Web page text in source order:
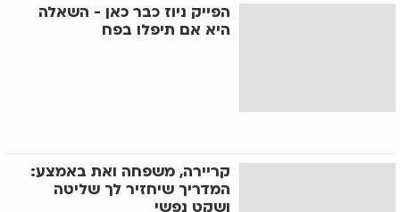
הפייק ניוז כבר כאן - השאלה
היא אם תיפלו בפח
קריירה, משפחה ואת באמצע:
המדריך שיחזיר לך שליטה
ושקט נפשי